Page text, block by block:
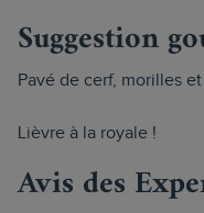
Suggestion
Pavé de cerf, morilles
Lièvre à la royale !
Avis des